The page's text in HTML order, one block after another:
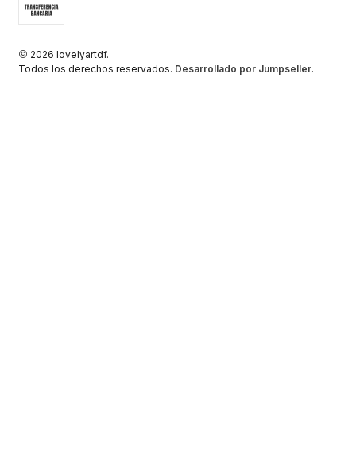
2026 lovelyartdf.
Todos los derechos reservados. Desarrollado por Jumpseller.